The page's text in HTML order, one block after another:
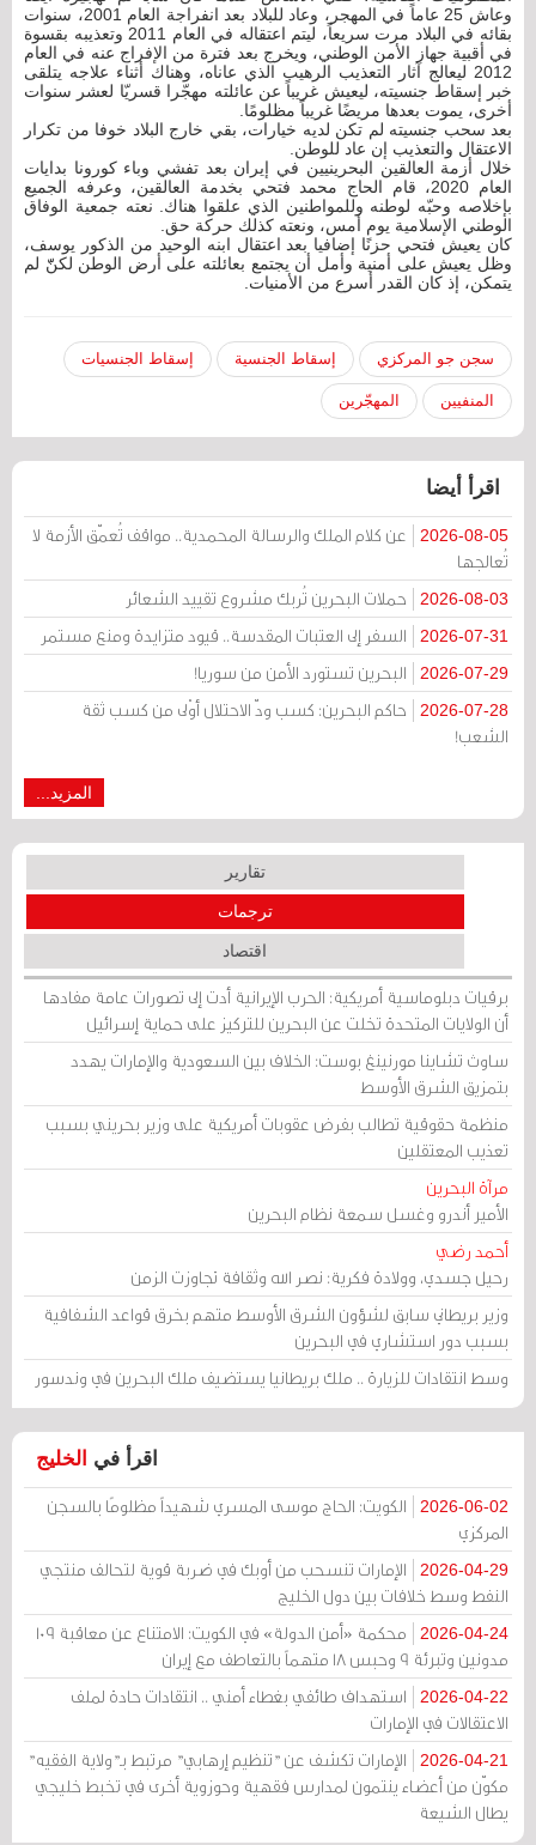
وعاش 25 عاماً في المهجر، وعاد للبلاد بعد انفراجة العام 2001، سنوات
بقائه في البلاد مرت سريعاً، ليتم اعتقاله في العام 2011 وتعذيبه بقسوة
في أقبية جهاز الأمن الوطني، ويخرج بعد فترة من الإفراج عنه في العام
2012 ليعالج آثار التعذيب الرهيب الذي عاناه، وهناك أثناء علاجه يتلقى
خبر إسقاط جنسيته، ليعيش غريباً عن عائلته مهجّرا قسريّا لعشر سنوات
أخرى، يموت بعدها مريضًا غريباً مظلومًا.
بعد سحب جنسيته لم تكن لديه خيارات، بقي خارج البلاد خوفا من تكرار
الاعتقال والتعذيب إن عاد للوطن.
خلال أزمة العالقين البحرينيين في إيران بعد تفشي وباء كورونا بدايات
العام 2020، قام الحاج محمد فتحي بخدمة العالقين، وعرفه الجميع
بإخلاصه وحبّه لوطنه وللمواطنين الذي علقوا هناك. نعته جمعية الوفاق
الوطني الإسلامية يوم أمس، ونعته كذلك حركة حق.
كان يعيش فتحي حزنًا إضافيا بعد اعتقال ابنه الوحيد من الذكور يوسف،
وظل يعيش على أمنية وأمل أن يجتمع بعائلته على أرض الوطن لكنّّ لم
يتمكن، إذ كان القدر أسرع من الأمنيات.
سجن جو المركزي إسقاط الجنسية إسقاط الجنسيات
المنفيين المهجّرين
اقرأ أيضا
2026-08-05
عن كلام الملك والرسالة المحمدية.. مواقف تُعمّق الأزمة لا
تُعالجها
2026-08-03 حملات البحرين تُربك مشروع تقييد الشعائر
2026-07-31 السفر إلى العتبات المقدسة.. قيود متزايدة ومنع مستمر
2026-07-29 البحرين تستورد الأمن من سوريا!
2026-07-28
حاكم البحرين: كسب ودّ الاحتلال أوْلى من كسب ثقة
الشعب!
المزيد...
تقارير
ترجمات
اقتصاد
برقيات دبلوماسية أمريكية: الحرب الإيرانية أدت إلى تصورات عامة مفادها
أن الولايات المتحدة تخلت عن البحرين للتركيز على حماية إسرائيل
ساوث تشاينا مورنينغ بوست: الخلاف بين السعودية والإمارات يهدد
بتمزيق الشرق الأوسط
منظمة حقوقية تطالب بفرض عقوبات أمريكية على وزير بحريني بسبب
تعذيب المعتقلين
مرآة البحرين
الأمير أندرو وغسل سمعة نظام البحرين
أحمد رضي
رحيل جسدي، وولادة فكرية: نصر الله وثقافة تجاوزت الزمن
وزير بريطاني سابق لشؤون الشرق الأوسط متهم بخرق قواعد الشفافية
بسبب دور استشاري في البحرين
وسط انتقادات للزيارة .. ملك بريطانيا يستضيف ملك البحرين في وندسور
اقرأ في الخليج
2026-06-02
الكويت: الحاج موسى المسري شهيداً مظلومًا بالسجن
المركزي
2026-04-29
الإمارات تنسحب من أوبك في ضربة قوية لتحالف منتجي
النفط وسط خلافات بين دول الخليج
2026-04-24
محكمة «أمن الدولة» في الكويت: الامتناع عن معاقبة 109
مدونين وتبرئة 9 وحبس 18 متهماً بالتعاطف مع إيران
2026-04-22
استهداف طائفي بغطاء أمني .. انتقادات حادة لملف
الاعتقالات في الإمارات
2026-04-21
الإمارات تكشف عن "تنظيم إرهابي" مرتبط بـ"ولاية الفقيه"
مكوّن من أعضاء ينتمون لمدارس فقهية وحوزوية أخرى في تخبط خليجي
يطال الشيعة